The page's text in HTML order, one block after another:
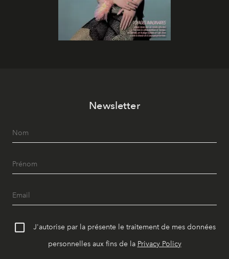
Newsletter
J'autorise par la présente le traitement de mes données
personnelles aux fins de la Privacy Policy